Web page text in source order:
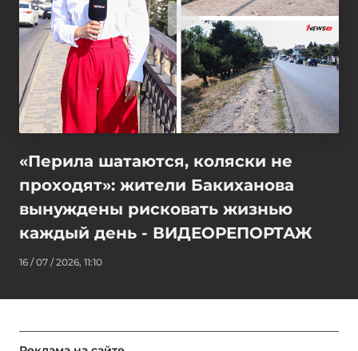
«Перила шатаются, коляски не
проходят»: жители Бакиханова
вынуждены рисковать жизнью
каждый день - ВИДЕОРЕПОРТАЖ
16 / 07 / 2026, 11:10